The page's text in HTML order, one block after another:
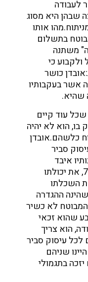
לעבודה
שבהן היא מסוג
מהו אותו
בתשלום
משתנה
ולקבוע כי
אובדן כושר
אשר בעקבותיו
שהיא.
שכל עוד קיים
בו, הוא לא יהיה
כלשהם.אובדן
סביר
איבד
המבוטח, בשיעור של למעלה מ-75%, את יכולתו
השכלתו
ההגדרה
לא כשיר
שהוא זכאי
הוא צריך
לכל עיסוק סביר
שניהם
בתגמולי